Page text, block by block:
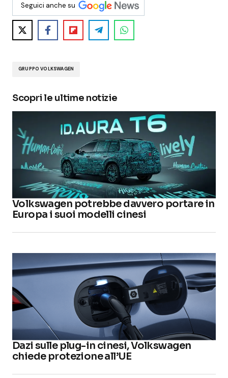
Seguici anche su
GRUPPO VOLKSWAGEN
Scopri le ultime notizie
Volkswagen potrebbe davvero portare in
Europa i suoi modelli cinesi
Dazi sulle plug-in cinesi, Volkswagen
chiede protezione all’UE